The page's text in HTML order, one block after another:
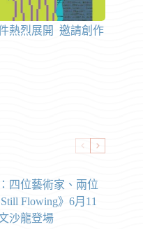
熱烈展開 邀請創作
四位藝術家、兩位
Flowing》6月11
沙龍登場